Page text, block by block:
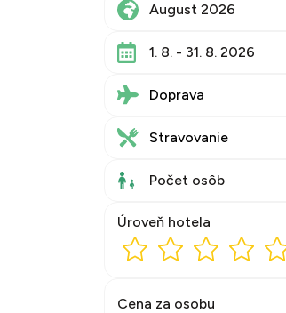
1. 8. - 31. 8. 2026
Doprava
Stravovanie
Počet osôb
Úroveň hotela
Cena za osobu